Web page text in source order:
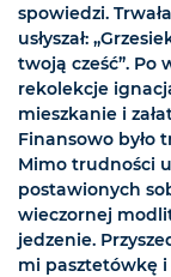
spowiedzi.
usłyszał:
twoją cześć”. Po
rekolekcje
mieszkanie i
Finansowo było
Mimo trudności
postawionych
wieczornej
jedzenie.
mi pasztetówkę i